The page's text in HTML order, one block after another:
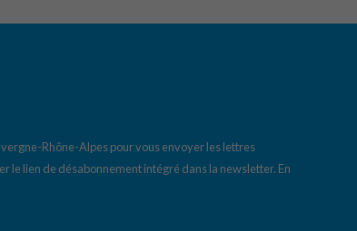
Rhône-Alpes pour vous envoyer les lettres
le lien de désabonnement intégré dans la newsletter. En